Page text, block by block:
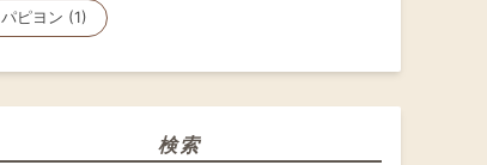
パピヨン (1)
検索